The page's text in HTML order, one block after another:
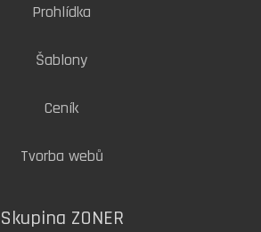
Prohlídka
Šablony
Ceník
Tvorba webů
Skupina ZONER